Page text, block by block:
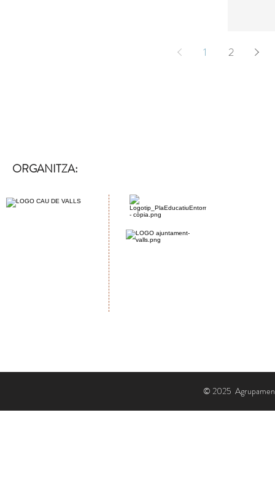
1 2
ORGANITZA:
© 2025